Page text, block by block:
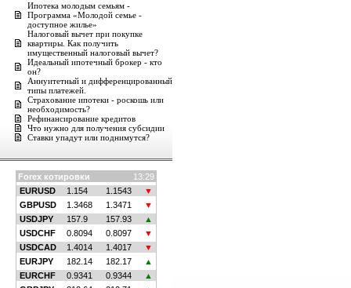
Ипотека молодым семьям -
Программа «Молодой семье -
доступное жилье»
Налоговый вычет при покупке
квартиры. Как получить
имущественный налоговый вычет?
Идеальный ипотечный брокер - кто
он?
Аннуитетный и дифференцированный
типы платежей.
Страхование ипотеки - роскошь или
необходимость?
Рефинансирование кредитов
Что нужно для получения субсидии
Ставки упадут или поднимутся?